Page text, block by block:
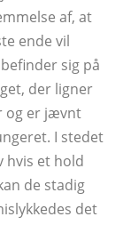
af, at
ende vil
sig på
der ligner
og er jævnt
I stedet
hvis et hold
de stadig
det